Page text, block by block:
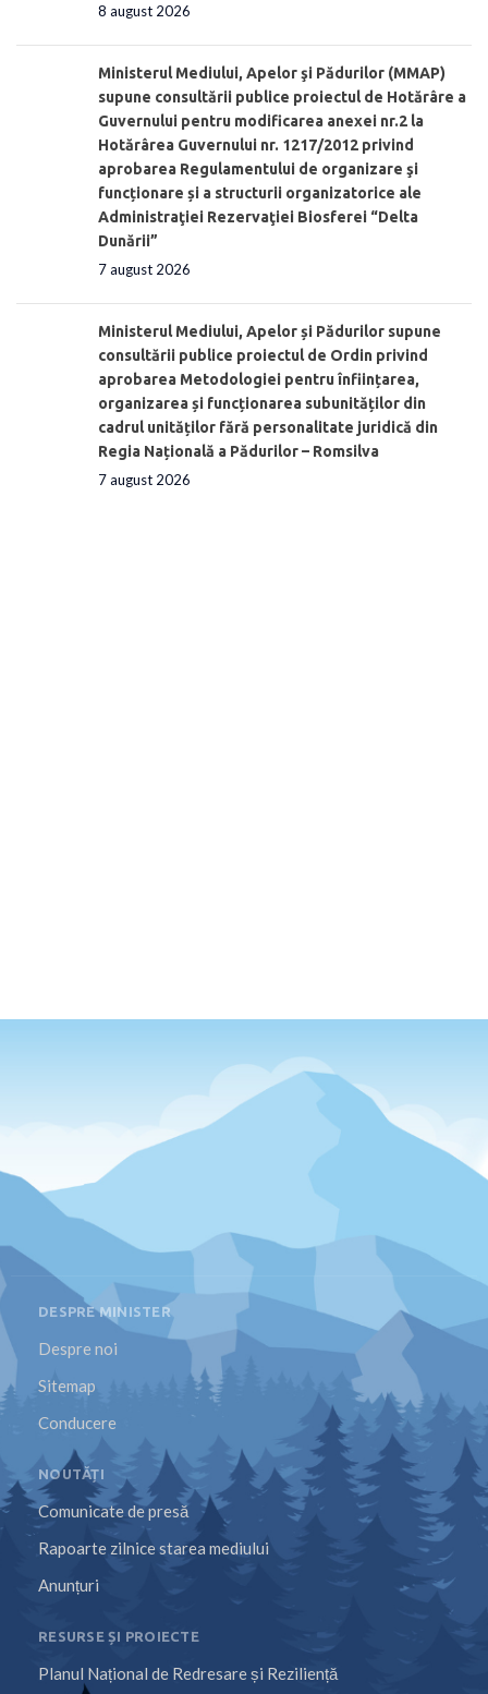
8 august 2026
Ministerul Mediului, Apelor şi Pădurilor (MMAP)
supune consultării publice proiectul de Hotărâre a
Guvernului pentru modificarea anexei nr.2 la
Hotărârea Guvernului nr. 1217/2012 privind
aprobarea Regulamentului de organizare şi
funcționare și a structurii organizatorice ale
Administraţiei Rezervaţiei Biosferei “Delta
Dunării”
7 august 2026
Ministerul Mediului, Apelor și Pădurilor supune
consultării publice proiectul de Ordin privind
aprobarea Metodologiei pentru înființarea,
organizarea și funcționarea subunităților din
cadrul unităților fără personalitate juridică din
Regia Națională a Pădurilor – Romsilva
7 august 2026
DESPRE MINISTER
Despre noi
Sitemap
Conducere
NOUTĂȚI
Comunicate de presă
Rapoarte zilnice starea mediului
Anunțuri
RESURSE ȘI PROIECTE
Planul Național de Redresare și Reziliență